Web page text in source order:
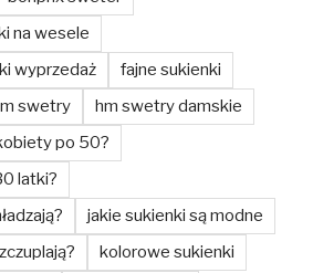
na wesele
wyprzedaż
fajne sukienki
swetry
hm swetry damskie
po 50?
latki?
jakie sukienki są modne
kolorowe sukienki